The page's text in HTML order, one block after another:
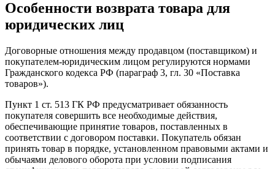
Особенности возврата товара для
юридических лиц
Договорные отношения между продавцом (поставщиком) и
покупателем-юридическим лицом регулируются нормами
Гражданского кодекса РФ (параграф 3, гл. 30 «Поставка
товаров»).
Пункт 1 ст. 513 ГК РФ предусматривает обязанность
покупателя совершить все необходимые действия,
обеспечивающие принятие товаров, поставленных в
соответствии с договором поставки. Покупатель обязан
принять товар в порядке, установленном правовыми актами и
обычаями делового оборота при условии подписания